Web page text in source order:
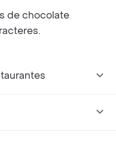
de chocolate